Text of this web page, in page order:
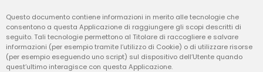
Questo documento contiene informazioni in merito alle tecnologie che
consentono a questa Applicazione di raggiungere gli scopi descritti di
seguito. Tali tecnologie permettono al Titolare di raccogliere e salvare
informazioni (per esempio tramite l’utilizzo di Cookie) o di utilizzare risorse
(per esempio eseguendo uno script) sul dispositivo dell’Utente quando
quest’ultimo interagisce con questa Applicazione.